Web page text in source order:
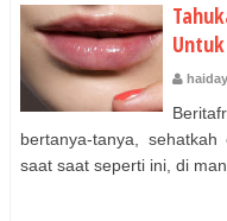
haiday
bertanya-tanya,
saat saat seperti ini, di